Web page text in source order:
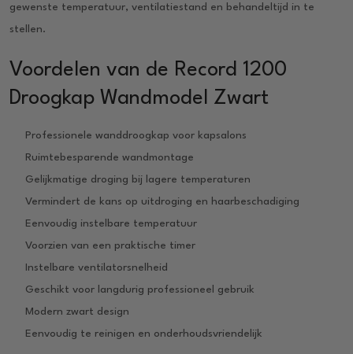
gewenste temperatuur, ventilatiestand en behandeltijd in te
stellen.
Voordelen van de Record 1200
Droogkap Wandmodel Zwart
Professionele wanddroogkap voor kapsalons
Ruimtebesparende wandmontage
Gelijkmatige droging bij lagere temperaturen
Vermindert de kans op uitdroging en haarbeschadiging
Eenvoudig instelbare temperatuur
Voorzien van een praktische timer
Instelbare ventilatorsnelheid
Geschikt voor langdurig professioneel gebruik
Modern zwart design
Eenvoudig te reinigen en onderhoudsvriendelijk